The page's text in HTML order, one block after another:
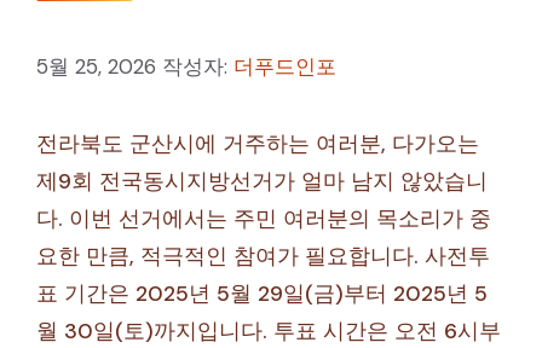
5월 25, 2026 작성자: 더푸드인포
전라북도 군산시에 거주하는 여러분, 다가오는
제9회 전국동시지방선거가 얼마 남지 않았습니
다. 이번 선거에서는 주민 여러분의 목소리가 중
요한 만큼, 적극적인 참여가 필요합니다. 사전투
표 기간은 2025년 5월 29일(금)부터 2025년 5
월 30일(토)까지입니다. 투표 시간은 오전 6시부